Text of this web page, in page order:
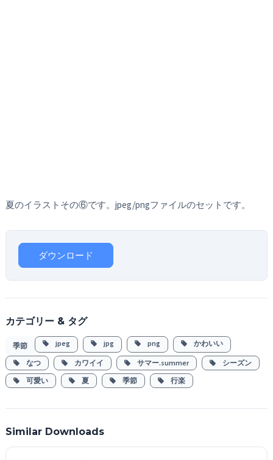
夏のイラストその⑥です。jpeg/pngファイルのセットです。
ダウンロード
カテゴリー & タグ
季節 jpeg jpg png かわいい
なつ カワイイ サマー.summer
シーズン
可愛い
夏 季節 行楽
Similar Downloads